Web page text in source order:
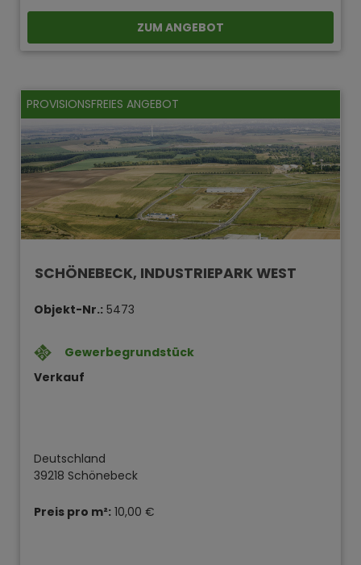
ZUM ANGEBOT
PROVISIONSFREIES ANGEBOT
SCHÖNEBECK, INDUSTRIEPARK WEST
Objekt-Nr.: 5473
Gewerbegrundstück
Verkauf
Deutschland
39218 Schönebeck
Preis pro m²: 10,00 €